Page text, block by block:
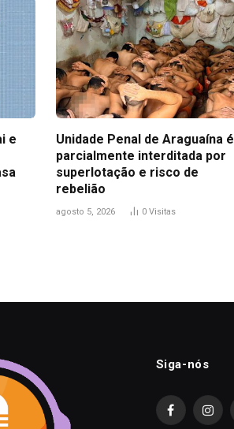
e
Unidade Penal de Araguaína é
parcialmente interditada por
superlotação e risco de
rebelião
agosto 5, 2026 0 Visitas
Siga-nós
Facebook